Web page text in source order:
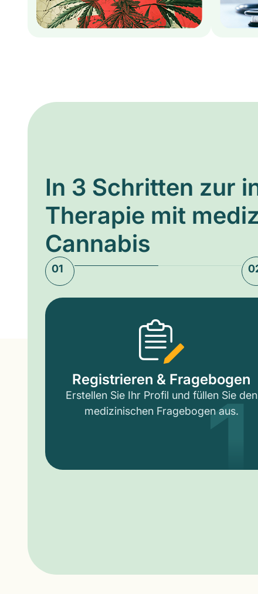
In 3 Schritten zur
Therapie mit
Cannabis
01
Registrieren & Fragebogen
Erstellen Sie Ihr Profil und füllen Sie den
medizinischen Fragebogen aus.
1